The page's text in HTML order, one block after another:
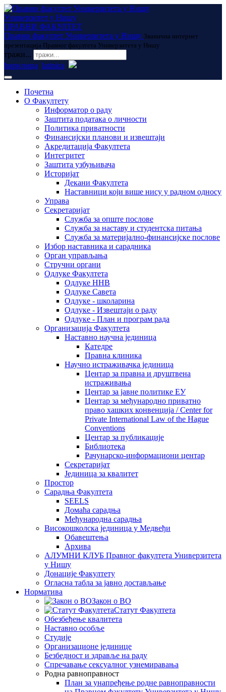
Универзитет у Нишу
ПРАВНИ ФАКУЛТЕТ
Правни факултет Универзитета у Нишу Званична интернет
презентација Правног факултета Универзитета у Нишу
тражи...
ћирилица latinica
Почетна
О Факултету
Информатор о раду
Заштита података о личности
Политика приватности
Финансијски планови и извештаји
Акредитација Факултета
Интегритет
Заштита узбуњивача
Историјат
Декани Факултета
Наставници који више нису у радном односу
Управа
Секретаријат
Служба за опште послове
Служба за наставу и студентска питања
Служба за материјално-финансијске послове
Избор наставника и сарадника
Oрган управљања
Стручни органи
Одлуке Факултета
Одлуке ННВ
Одлуке Савета
Одлуке - школарина
Одлуке - Извештаји о раду
Одлуке - План и програм рада
Организација Факултета
Наставно научна јединица
Катедре
Правна клиника
Научно истраживачка јединица
Центар за правна и друштвена
истраживања
Центар за јавне политике ЕУ
Центар за међународно приватно
право хашких конвенција / Center for
Private International Law of the Hague
Conventions
Центар за публикације
Библиотека
Рачунарско-информациони центар
Секретаријат
Јединица за квалитет
Простор
Сарадња Факултета
SEELS
Домаћа сарадња
Међународна сарадња
Високошколска јединица у Медвеђи
Обавештења
Архива
АЛУМНИ КЛУБ Правног факултета Универзитета
у Нишу
Донације Факултету
Огласна табла за јавно достављање
Норматива
Закон о ВО
Статут Факултета
Обезбеђење квалитета
Наставно особље
Студије
Организационе јединице
Безбедност и здравље на раду
Спречавање сексуалног узнемиравања
Родна равноправност
План за унапређење родне равноправности